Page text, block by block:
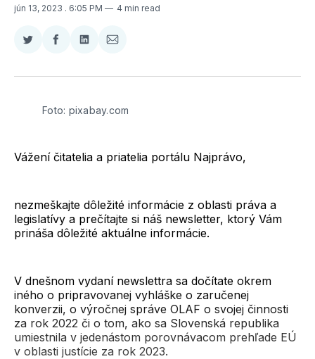
jún 13, 2023 . 6:05 PM 4 min read
Zdieľať
Twitter
Zdieľať
Facebooku
Zdieľať
LinkedIne
Zdieľať
E-
Foto: pixabay.com
Vážení čitatelia a priatelia portálu Najprávo,
nezmeškajte dôležité informácie z oblasti práva a
legislatívy a prečítajte si náš newsletter, ktorý Vám
prináša dôležité aktuálne informácie.
V dnešnom vydaní newslettra sa dočítate okrem
iného o pripravovanej vyhláške o zaručenej
konverzii, o výročnej správe OLAF o svojej činnosti
za rok 2022 či o tom, ako sa Slovenská republika
umiestnila v jedenástom porovnávacom prehľade EÚ
v oblasti justície za rok 2023.